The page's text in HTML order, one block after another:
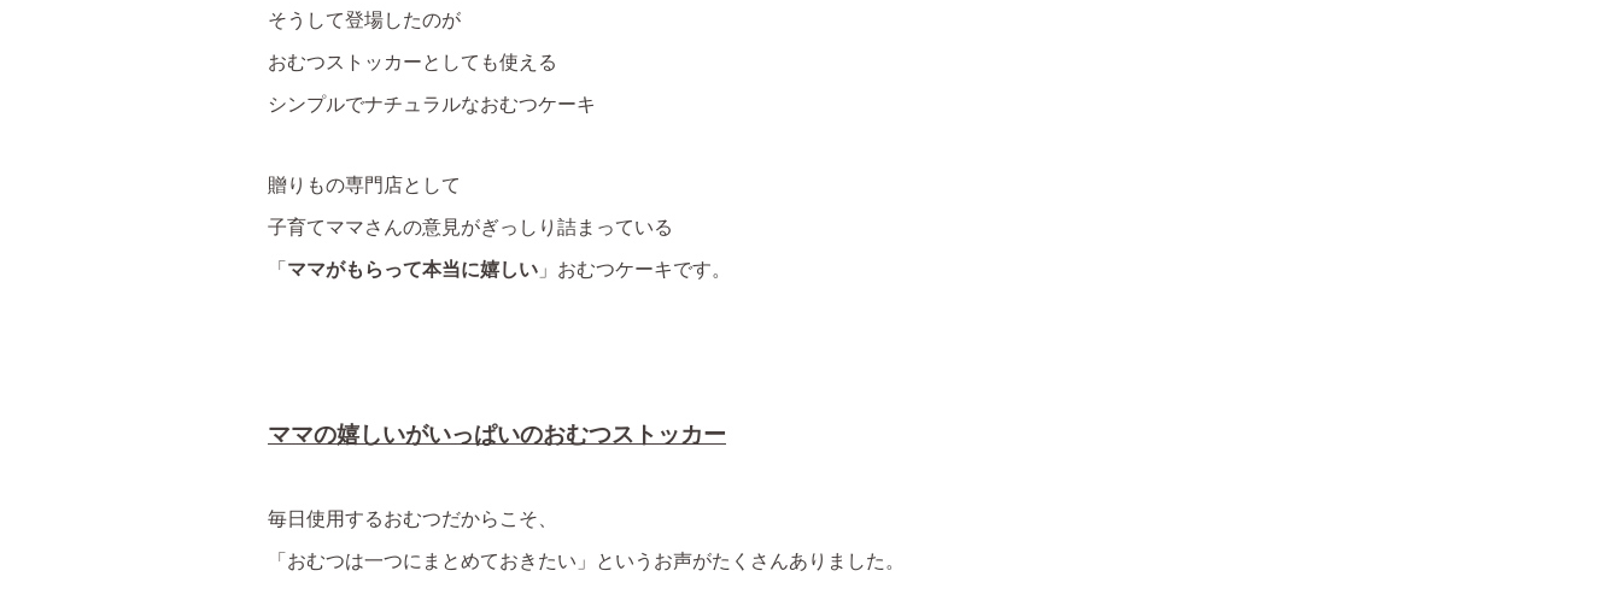
そうして登場したのが
おむつストッカーとしても使える
シンプルでナチュラルなおむつケーキ
贈りもの専門店として
子育てママさんの意見がぎっしり詰まっている
「 ママがもらって本当に嬉しい 」おむつケーキです。
ママの嬉しいがいっぱいのおむつストッカー
毎日使用するおむつだからこそ、
「おむつは一つにまとめておきたい」というお声がたくさんありました。